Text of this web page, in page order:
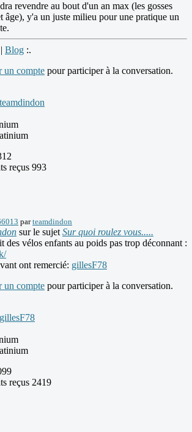
revendre au bout d'un an max (les gosses
âge), y'a un juste milieu pour une pratique un
| Blog :.
un compte pour participer à la conversation.
reçus 993
parteamdindon
sur le sujet Sur quoi roulez vous.....
vélos enfants au poids pas trop déconnant :
ont remercié: gillesF78
un compte pour participer à la conversation.
reçus 2419